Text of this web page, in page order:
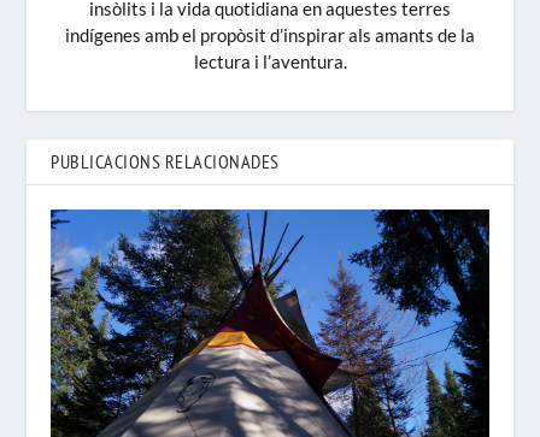
insòlits i la vida quotidiana en aquestes terres
indígenes amb el propòsit d’inspirar als amants de la
lectura i l’aventura.
PUBLICACIONS RELACIONADES